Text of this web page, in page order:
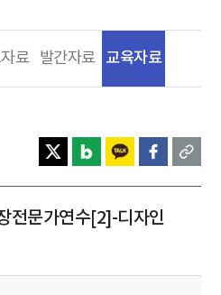
료 발간자료 교육자료
전문가연수[2]-디자인